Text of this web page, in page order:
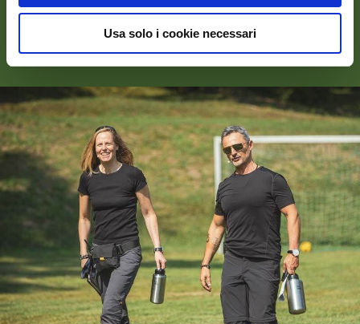
Usa solo i cookie necessari
La longevità come
cultura organizzativa